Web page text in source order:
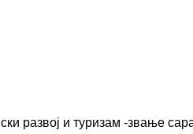
развој и туризам -звање